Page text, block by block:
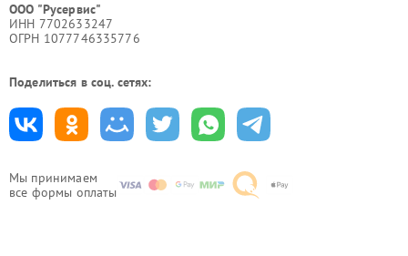
Мы принимаем
все формы оплаты
ООО "Русервис"
ИНН 7702633247
ОГРН 1077746335776
Поделиться в соц. сетях: